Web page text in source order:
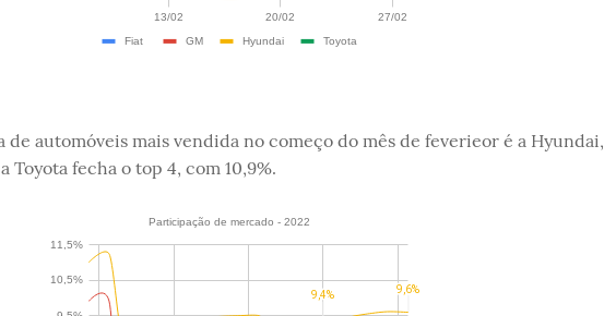
automóveis mais vendida no começo do mês de feverieor é a Hyundai,
Toyota fecha o top 4, com 10,9%.